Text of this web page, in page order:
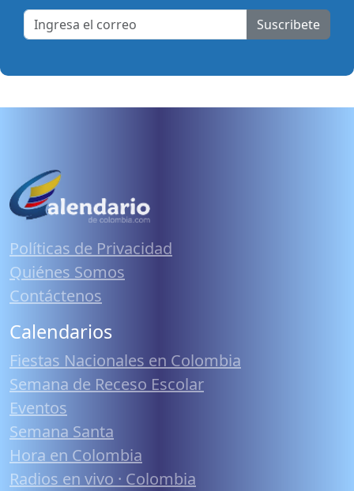
Suscribete
Políticas de Privacidad
Quiénes Somos
Contáctenos
Calendarios
Fiestas Nacionales en Colombia
Semana de Receso Escolar
Eventos
Semana Santa
Hora en Colombia
Radios en vivo · Colombia